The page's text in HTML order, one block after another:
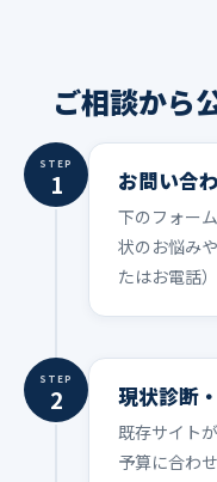
ご相談から
STEP
1 お問い合
下のフォー
状のお悩み
たはお電話
STEP
2 現状診断
既存サイト
予算に合わ